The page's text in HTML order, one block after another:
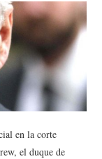
en la corte
el duque de